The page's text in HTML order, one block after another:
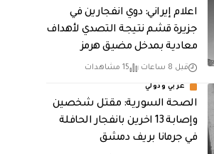
اعلام إيراني: دوي انفجارين في
جزيرة قشم نتيجة التصدي لأهداف
معادية بمدخل مضيق هرمز
قبل 8 ساعات 15 مشاهدات
عربي ودولي
الصحة السورية: مقتل شخصين
وإصابة 13 اخرين بانفجار الحافلة
في جرمانا بريف دمشق